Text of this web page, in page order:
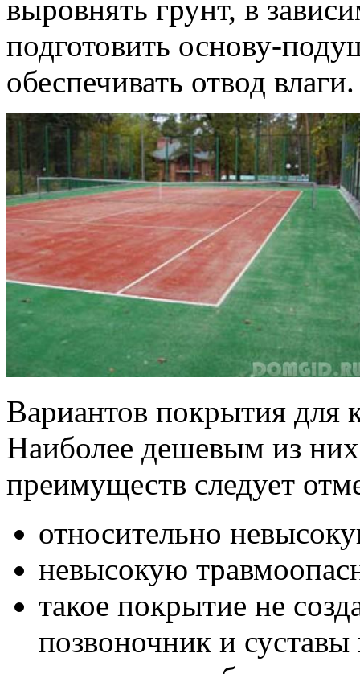
выровнять грунт, в
подготовить основу-
обеспечивать отвод влаги.
Вариантов покрытия для
Наиболее дешевым из них
преимуществ следует
относительно
невысокую
такое покрытие не
позвоночник и суставы